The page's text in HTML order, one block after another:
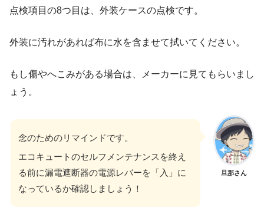
点検項目の8つ目は、外装ケースの点検です。
外装に汚れがあれば布に水を含ませて拭いてください。
もし傷やへこみがある場合は、メーカーに見てもらいまし
ょう。
旦那さん
念のためのリマインドです。
エコキュートのセルフメンテナンスを終え
る前に漏電遮断器の電源レバーを「入」に
なっているか確認しましょう！